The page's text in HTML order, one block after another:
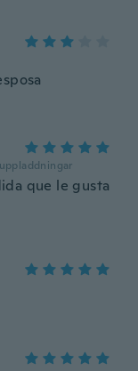
uppladdningar
que le gusta